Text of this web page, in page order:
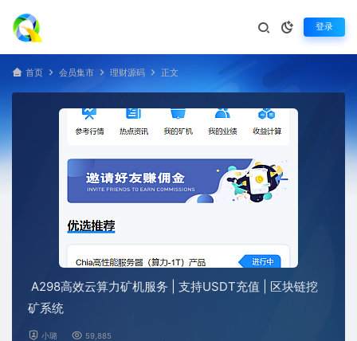
登录
首页 会员集市 理财源码 正文
A298高效云算力矿机服务 | 支持USDT充值 | 区块链挖
矿系统
小璐 59,885